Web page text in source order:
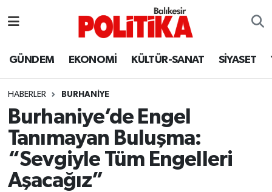
GÜNDEM EKONOMİ KÜLTÜR-SANAT SİYASET
HABERLER BURHANIYE
Burhaniye’de Engel
Tanımayan Buluşma:
“Sevgiyle Tüm Engelleri
Aşacağız”
Ayvalık
Balya
Bandırma
Bigadiç
Balıkesir Hava Durumu
Balıkesir Namaz Vakitleri
Balıkesir Trafik Yoğunluk Haritası
Süper Lig Puan Durumu ve Fikstür